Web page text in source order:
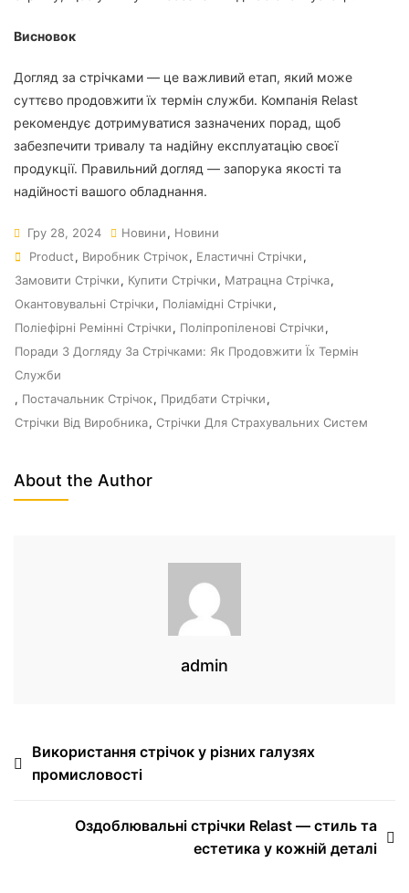
Висновок
Догляд за стрічками — це важливий етап, який може
суттєво продовжити їх термін служби. Компанія Relast
рекомендує дотримуватися зазначених порад, щоб
забезпечити тривалу та надійну експлуатацію своєї
продукції. Правильний догляд — запорука якості та
надійності вашого обладнання.
Гру 28, 2024 Новини, Новини
Product, Виробник Стрічок, Еластичні Стрічки,
Замовити Стрічки, Купити Стрічки, Матрацна Стрічка,
Окантовувальні Стрічки, Поліамідні Стрічки,
Поліефірні Ремінні Стрічки, Поліпропіленові Стрічки,
Поради З Догляду За Стрічками: Як Продовжити Їх Термін
Служби
, Постачальник Стрічок, Придбати Стрічки,
Стрічки Від Виробника, Стрічки Для Страхувальних Систем
About the Author
admin
Використання стрічок у різних галузях
промисловості
Оздоблювальні стрічки Relast — стиль та
естетика у кожній деталі